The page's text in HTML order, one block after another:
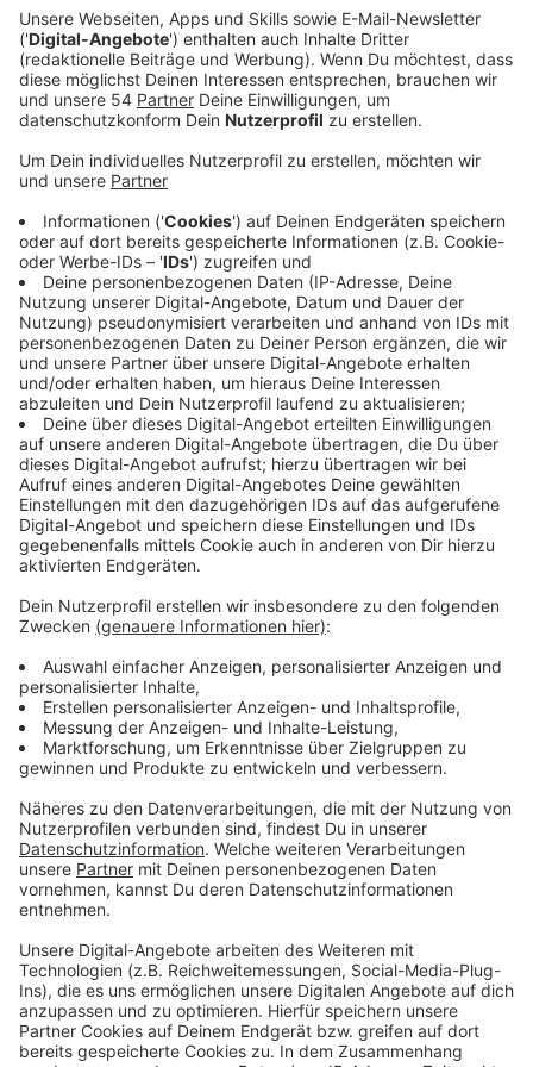
Anzeige
Borussia Mönchengladbach hat sich am letzten Tag
des Winter-Transferfensters in der Offensive
verstärkt. Die Fohlen leihen den linken
Mittelfeldspieler Hugo Bolin vom schwedischen
Erstligisten Malmö FF zunächst bis zum Saisonende im
Sommer aus. Zudem hat die Borussia eine Kaufpflicht
für den 22-jährigen Schweden. Diese soll bei zwei
Millionen Euro liegen und damit deutlich unter dem
geschätzten Marktwert von sechs Millionen Euro.
Damit war der Rechtsfuß nicht nur der wertvollste
Spieler in der ersten schwedischen Liga - er bringt
auch einiges an Erfahrung mit an den Niederrhein. 14
Mal lief Bolin in der Europa League, 12 Mal in der
Champions-League-Qualifikation und zwei Mal für die
schwedische Nationalmannschaft auf.
Allerdings haben auch einige Fohlen die Borussia
verlassen. Nach viereinhalb Jahren am Niederrhein
wechselt Luca Netz für rund 2,5 Millionen Euro zum
englischen Premier-League-Club Nottingham Forest.
Der Wechsel hatte sich abgezeichnet, weil Netz'
Vertrag bei den Fohlen im Sommer ausgelaufen wäre.
Somit war es für Sportchef Rouven Schröder die
letzte Möglichkeit Transfer-Erlöse für den 22-jährigen
Linksverteidiger zu erzielen, wie Borussia mitteilt.
Außerdem leiht Borussia ihren Offensivspieler Grant-
Leon Ranos bis zum Saisonende an Eintracht
Braunschweig aus. Und auch die beiden Nachwuchs-
Fohlen Charles Herrmann und Kilian Sauck verlassen
die Borussia. Herrmann wechselt wegen mangelnder
Perspektive bei den Fohlen für rund eine Million Euro
zum belgischen Erstligisten Cercle Brügge. Sauck
schließt sich Zweitligist Fortuna Düsseldorf an.
Anzeige